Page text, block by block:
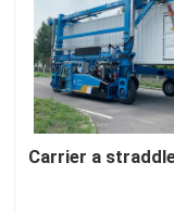
Prodotti
Video
Circa noi
Carrier a